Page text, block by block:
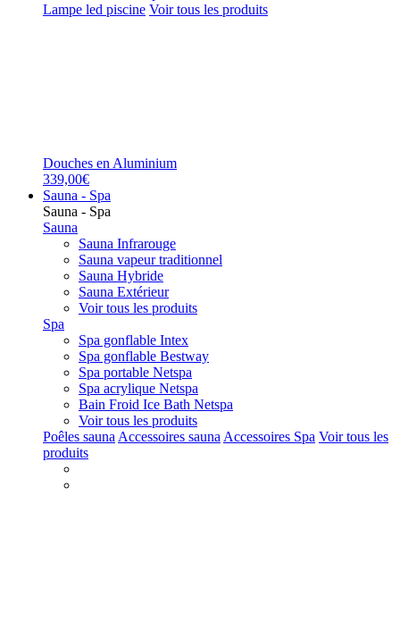
Lampe led piscine Voir tous les produits
Douches en Aluminium
339,00€
Sauna - Spa
Sauna - Spa
Sauna
Sauna Infrarouge
Sauna vapeur traditionnel
Sauna Hybride
Sauna Extérieur
Voir tous les produits
Spa
Spa gonflable Intex
Spa gonflable Bestway
Spa portable Netspa
Spa acrylique Netspa
Bain Froid Ice Bath Netspa
Voir tous les produits
Poêles sauna Accessoires sauna Accessoires Spa Voir tous les
produits